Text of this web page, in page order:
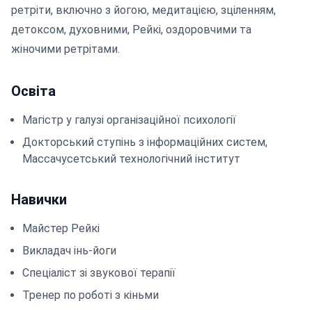
ретріти, включно з йогою, медитацією, зціленням,
детоксом, духовними, Рейкі, оздоровчими та
жіночими ретрітами.
Освіта
Магістр у галузі організаційної психології
Докторський ступінь з інформаційних систем,
Массачусетський технологічний інститут
Навички
Майстер Рейкі
Викладач інь-йоги
Спеціаліст зі звукової терапії
Тренер по роботі з кіньми